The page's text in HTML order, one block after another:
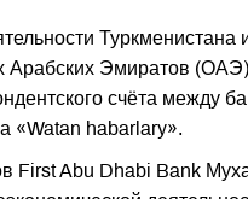
Эмиратов
счёта между
«Watan habarlary».
First Abu Dhabi Bank